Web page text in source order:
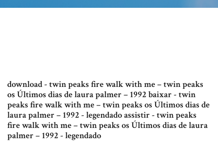
download - twin peaks fire walk with me – twin peaks
os Últimos dias de laura palmer – 1992 baixar - twin
peaks fire walk with me – twin peaks os Últimos dias de
laura palmer – 1992 - legendado assistir - twin peaks
fire walk with me – twin peaks os Últimos dias de laura
palmer – 1992 - legendado